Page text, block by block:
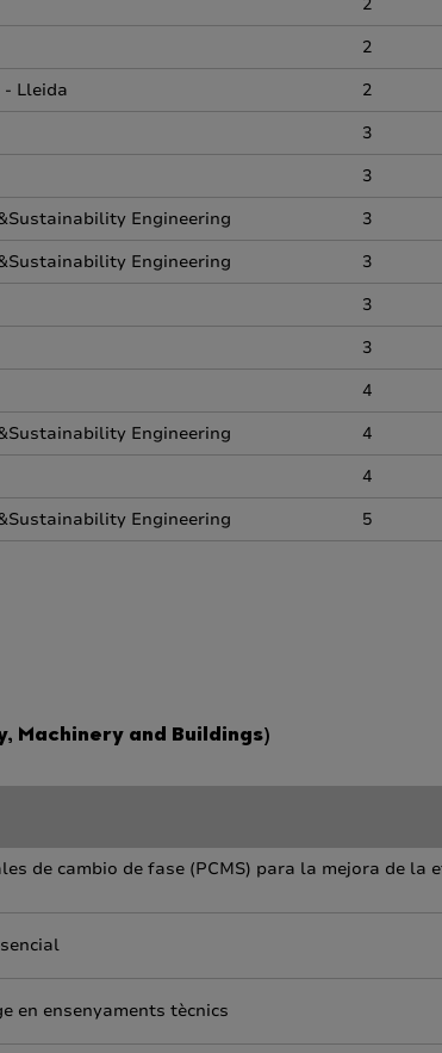
2
Lleida
2
3
3
Engineering
3
Engineering
3
3
3
4
Engineering
4
4
Engineering
5
Machinery and Buildings)
de cambio de fase (PCMS) para la mejora de la
en ensenyaments tècnics